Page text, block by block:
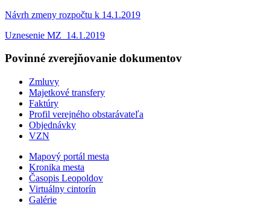
Návrh zmeny rozpočtu k 14.1.2019
Uznesenie MZ_14.1.2019
Povinné zverejňovanie dokumentov
Zmluvy
Majetkové transfery
Faktúry
Profil verejného obstarávateľa
Objednávky
VZN
Mapový portál mesta
Kronika mesta
Časopis Leopoldov
Virtuálny cintorín
Galérie